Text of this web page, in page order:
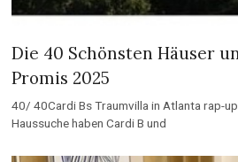
Die 40 Schönsten Häuser
Promis 2025
40/ 40Cardi Bs Traumvilla in Atlanta rap-
Haussuche haben Cardi B und